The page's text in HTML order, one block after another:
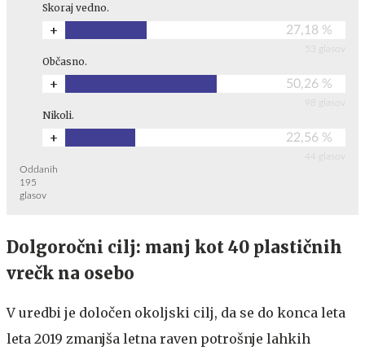
Skoraj vedno.
+ 27,18 %
53 glasov
Občasno.
+ 50,26 %
98 glasov
Nikoli.
+ 22,56 %
44 glasov
Oddanih
195
glasov
Dolgoročni cilj: manj kot 40 plastičnih
vrečk na osebo
V uredbi je določen okoljski cilj, da se do konca leta
leta 2019 zmanjša letna raven potrošnje lahkih